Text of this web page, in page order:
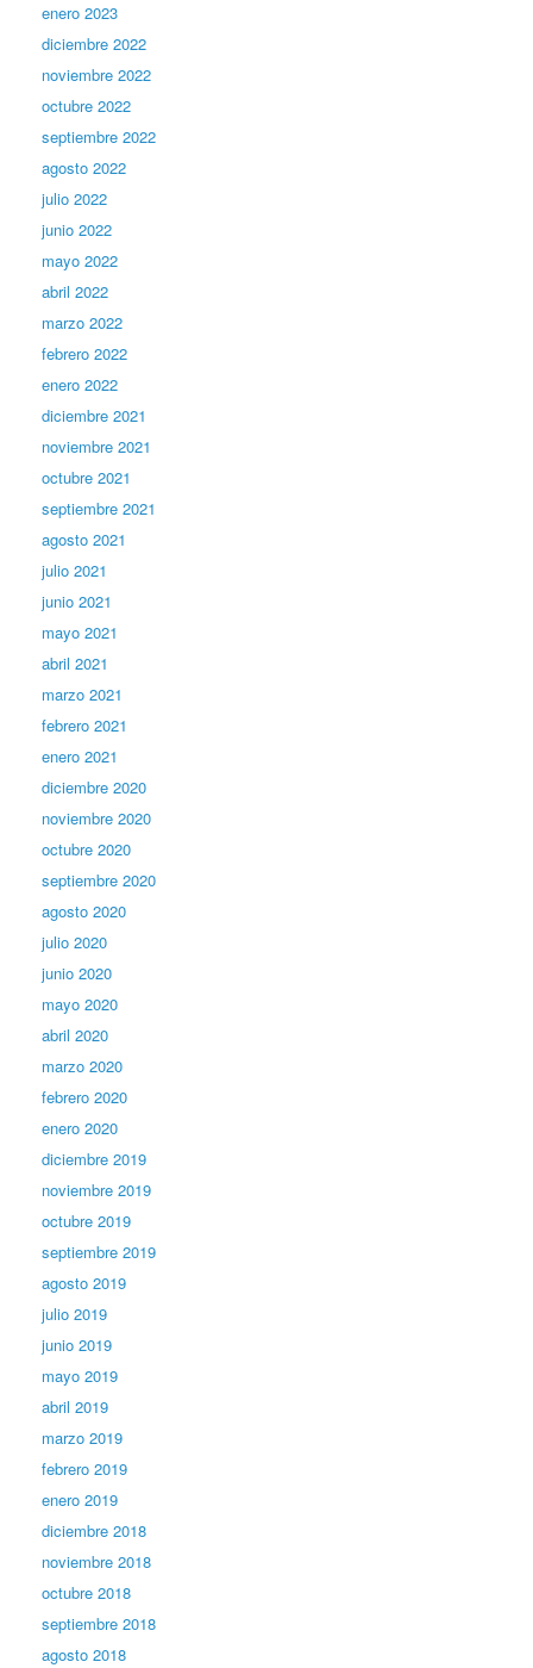
enero 2023
diciembre 2022
noviembre 2022
octubre 2022
septiembre 2022
agosto 2022
julio 2022
junio 2022
mayo 2022
abril 2022
marzo 2022
febrero 2022
enero 2022
diciembre 2021
noviembre 2021
octubre 2021
septiembre 2021
agosto 2021
julio 2021
junio 2021
mayo 2021
abril 2021
marzo 2021
febrero 2021
enero 2021
diciembre 2020
noviembre 2020
octubre 2020
septiembre 2020
agosto 2020
julio 2020
junio 2020
mayo 2020
abril 2020
marzo 2020
febrero 2020
enero 2020
diciembre 2019
noviembre 2019
octubre 2019
septiembre 2019
agosto 2019
julio 2019
junio 2019
mayo 2019
abril 2019
marzo 2019
febrero 2019
enero 2019
diciembre 2018
noviembre 2018
octubre 2018
septiembre 2018
agosto 2018